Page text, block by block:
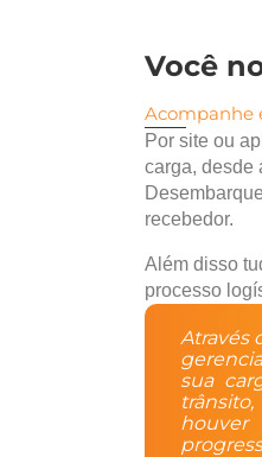
Você
Acompanhe
Por site ou
carga, desde
recebedor.
Além disso
processo
Através
sua